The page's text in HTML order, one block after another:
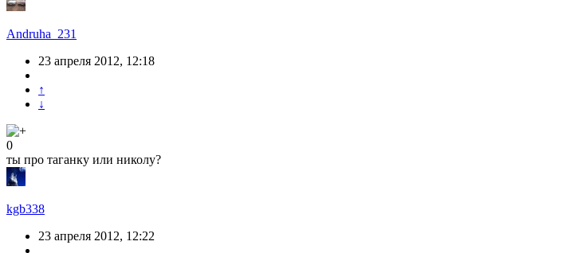
Andruha_231
23 апреля 2012, 12:18
↑
↓
0
ты про таганку или николу?
kgb338
23 апреля 2012, 12:22